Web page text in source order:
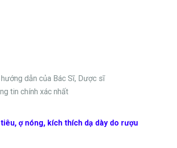
dẫn của Bác Sĩ, Dược sĩ
tin chính xác nhất
ợ nóng, kích thích dạ dày do rượu